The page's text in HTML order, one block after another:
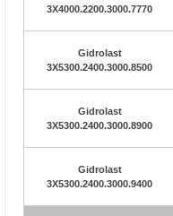
3X4000.2200.3000.7770
Gidrolast
3X5300.2400.3000.8500
Gidrolast
3X5300.2400.3000.8900
Gidrolast
3X5300.2400.3000.9400